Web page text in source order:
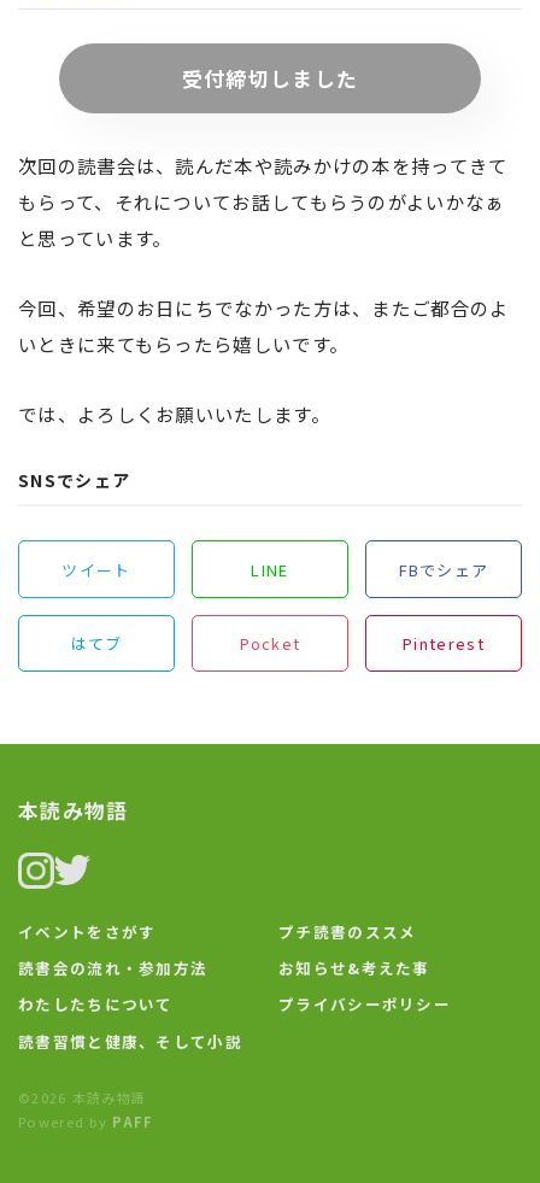
受付締切しました
次回の読書会は、読んだ本や読みかけの本を持ってきて
もらって、それについてお話してもらうのがよいかなぁ
と思っています。
今回、希望のお日にちでなかった方は、またご都合のよ
いときに来てもらったら嬉しいです。
では、よろしくお願いいたします。
SNSでシェア
ツイート LINE FBでシェア
はてブ Pocket Pinterest
本読み物語
イベントをさがす
読書会の流れ・参加方法
わたしたちについて
読書習慣と健康、そして小説
プチ読書のススメ
お知らせ&考えた事
プライバシーポリシー
©2026 本読み物語
Powered by PAFF